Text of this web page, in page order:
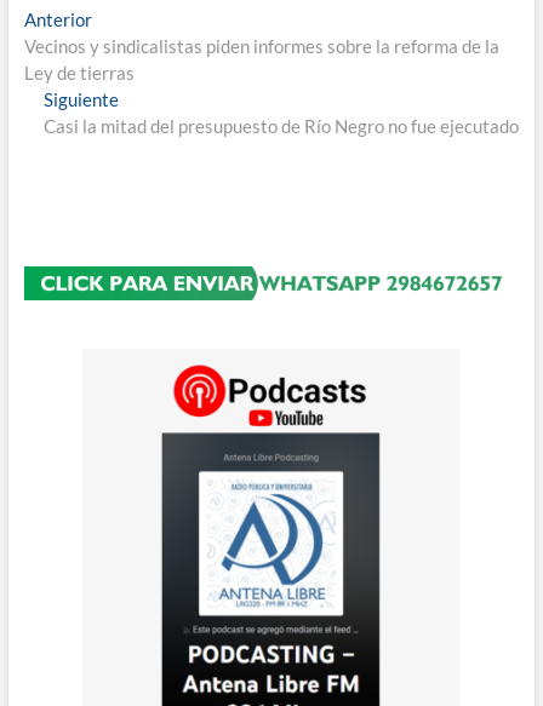
Navegación
de
entradas
AnteriorEntrada
anterior:
Vecinos y sindicalistas piden informes sobre la reforma de la
Ley de tierras
SiguienteEntrada
siguiente:
Casi la mitad del presupuesto de Río Negro no fue ejecutado